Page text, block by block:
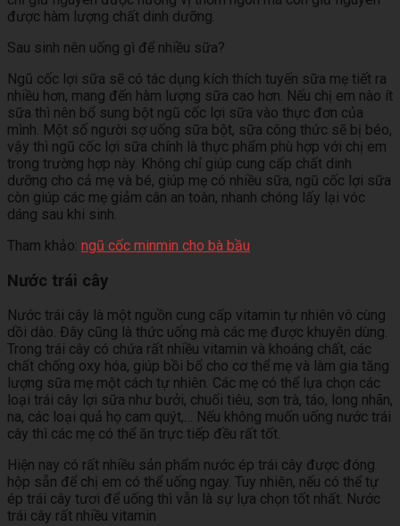
được hàm lượng chất dinh dưỡng.
Sau sinh nên uống gì để nhiều sữa?
Ngũ cốc lợi sữa sẽ có tác dụng kích thích tuyến sữa mẹ tiết ra
nhiều hơn, mang đến hàm lượng sữa cao hơn. Nếu chị em nào ít
sữa thì nên bổ sung bột ngũ cốc lợi sữa vào thực đơn của
mình. Một số người sợ uống sữa bột, sữa công thức sẽ bị béo,
vậy thì ngũ cốc lợi sữa chính là thực phẩm phù hợp với chị em
trong trường hợp này. Không chỉ giúp cung cấp chất dinh
dưỡng cho cả mẹ và bé, giúp mẹ có nhiều sữa, ngũ cốc lợi sữa
còn giúp các mẹ giảm cân an toàn, nhanh chóng lấy lại vóc
dáng sau khi sinh.
Tham khảo: ngũ cốc minmin cho bà bầu
Nước trái cây
Nước trái cây là một nguồn cung cấp vitamin tự nhiên vô cùng
dồi dào. Đây cũng là thức uống mà các mẹ được khuyên dùng.
Trong trái cây có chứa rất nhiều vitamin và khoáng chất, các
chất chống oxy hóa, giúp bồi bổ cho cơ thể mẹ và làm gia tăng
lượng sữa mẹ một cách tự nhiên. Các mẹ có thể lựa chọn các
loại trái cây lợi sữa như bưởi, chuối tiêu, sơn trà, táo, long nhãn,
na, các loại quả họ cam quýt,… Nếu không muốn uống nước trái
cây thì các mẹ có thể ăn trực tiếp đều rất tốt.
Hiện nay có rất nhiều sản phẩm nước ép trái cây được đóng
hộp sẵn để chị em có thể uống ngay. Tuy nhiên, nếu có thể tự
ép trái cây tươi để uống thì vẫn là sự lựa chọn tốt nhất. Nước
trái cây rất nhiều vitamin